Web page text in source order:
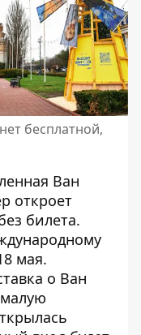
бесплатной,
Ван
откроет
билета.
мая.
о Ван